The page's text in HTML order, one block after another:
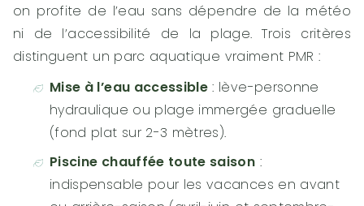
on profite de l’eau sans dépendre de la météo
ni de l’accessibilité de la plage. Trois critères
distinguent un parc aquatique vraiment PMR :
Mise à l’eau accessible : lève-personne
hydraulique ou plage immergée graduelle
(fond plat sur 2-3 mètres).
Piscine chauffée toute saison :
indispensable pour les vacances en avant